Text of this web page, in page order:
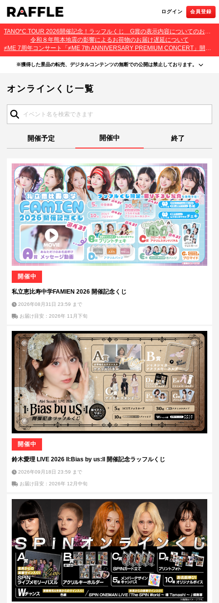
ログイン 会員登録
TANO*C TOUR 2026開催記念！ラッフルくじ G賞の表示内容についてのお詫びとご報告
令和８年熊本地震の影響によるお荷物のお届け遅延について
≠ME 7周年コンサート「≠ME 7th ANNIVERSARY PREMIUM CONCERT」開催記念ラッフルくじ 景品お届け遅延のお詫びとご案内
※獲得した景品の転売、デジタルコンテンツの無断での公開は禁止しております。
為は禁止しております。
・本サービスで獲得された動画･画像･ボイス等のデジタルコンテンツは、出品者が著作権を有
・当選権利は当選者ご本人のみ有効となります。当選権利の譲渡、オークション等への出品、
オンラインくじ一覧
開催予定 開催中 終了
開催中
私立恵比寿中学FAMIEN 2026 開催記念くじ
2026年08月31日 23:59 まで
お届け目安：2026年 11月下旬
開催中
鈴木愛理 LIVE 2026 ll:Bias by us:ll 開催記念ラッフルくじ
2026年09月18日 23:59 まで
お届け目安：2026年 12月中旬